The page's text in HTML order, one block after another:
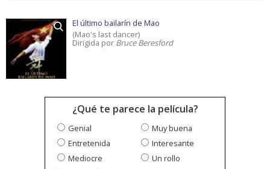
El último bailarín de Mao
(Mao's last dancer)
Dirigida por Bruce Beresford
¿Qué te parece la película?
Genial
Muy buena
Entretenida
Interesante
Mediocre
Un rollo